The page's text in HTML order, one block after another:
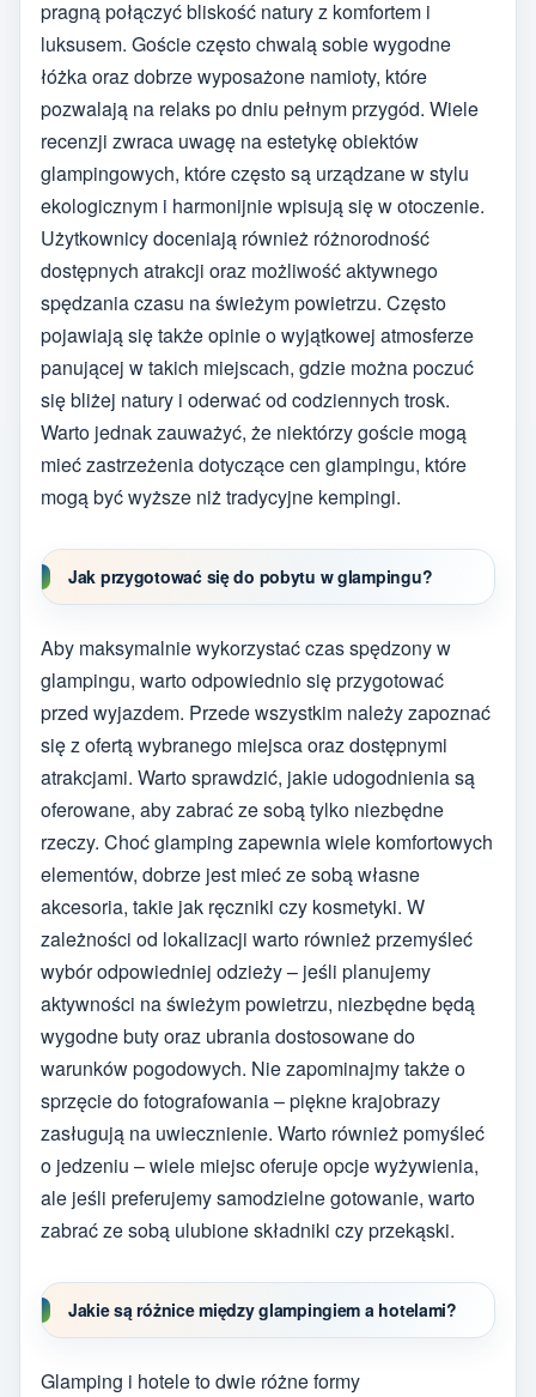
pragną połączyć bliskość natury z komfortem i
luksusem. Goście często chwalą sobie wygodne
łóżka oraz dobrze wyposażone namioty, które
pozwalają na relaks po dniu pełnym przygód. Wiele
recenzji zwraca uwagę na estetykę obiektów
glampingowych, które często są urządzane w stylu
ekologicznym i harmonijnie wpisują się w otoczenie.
Użytkownicy doceniają również różnorodność
dostępnych atrakcji oraz możliwość aktywnego
spędzania czasu na świeżym powietrzu. Często
pojawiają się także opinie o wyjątkowej atmosferze
panującej w takich miejscach, gdzie można poczuć
się bliżej natury i oderwać od codziennych trosk.
Warto jednak zauważyć, że niektórzy goście mogą
mieć zastrzeżenia dotyczące cen glampingu, które
mogą być wyższe niż tradycyjne kempingi.
Jak przygotować się do pobytu w glampingu?
Aby maksymalnie wykorzystać czas spędzony w
glampingu, warto odpowiednio się przygotować
przed wyjazdem. Przede wszystkim należy zapoznać
się z ofertą wybranego miejsca oraz dostępnymi
atrakcjami. Warto sprawdzić, jakie udogodnienia są
oferowane, aby zabrać ze sobą tylko niezbędne
rzeczy. Choć glamping zapewnia wiele komfortowych
elementów, dobrze jest mieć ze sobą własne
akcesoria, takie jak ręczniki czy kosmetyki. W
zależności od lokalizacji warto również przemyśleć
wybór odpowiedniej odzieży – jeśli planujemy
aktywności na świeżym powietrzu, niezbędne będą
wygodne buty oraz ubrania dostosowane do
warunków pogodowych. Nie zapominajmy także o
sprzęcie do fotografowania – piękne krajobrazy
zasługują na uwiecznienie. Warto również pomyśleć
o jedzeniu – wiele miejsc oferuje opcje wyżywienia,
ale jeśli preferujemy samodzielne gotowanie, warto
zabrać ze sobą ulubione składniki czy przekąski.
Jakie są różnice między glampingiem a hotelami?
Glamping i hotele to dwie różne formy